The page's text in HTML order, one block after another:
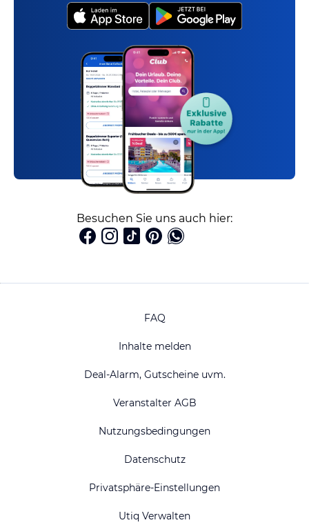
Besuchen Sie uns auch hier:
FAQ
Inhalte melden
Deal-Alarm, Gutscheine uvm.
Veranstalter AGB
Nutzungsbedingungen
Datenschutz
Privatsphäre-Einstellungen
Utiq Verwalten